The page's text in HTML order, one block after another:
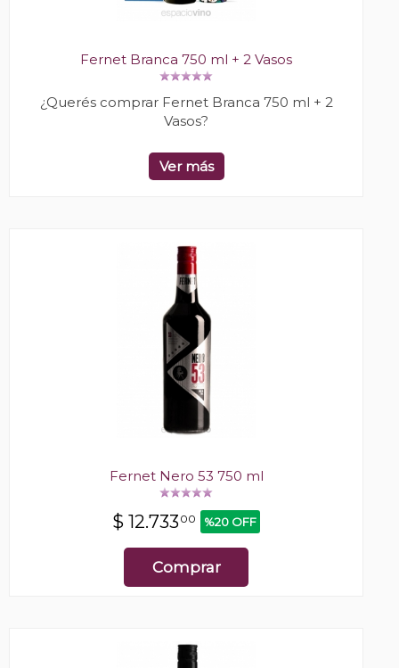
Fernet Branca 750 ml + 2 Vasos
¿Querés comprar Fernet Branca 750 ml + 2
Vasos?
Ver más
Fernet Nero 53 750 ml
$ 12.733 00 %20 OFF
Comprar